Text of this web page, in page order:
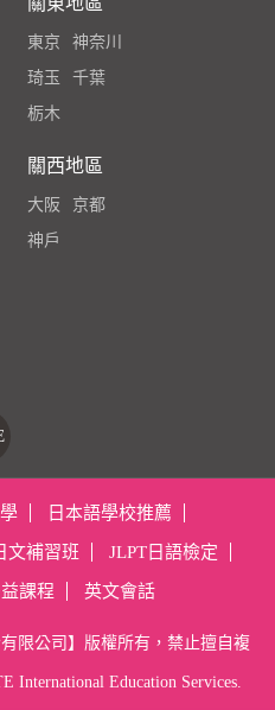
東京
神奈川
琦玉
千葉
栃木
關西地區
大阪
京都
神戶
日本語學校推薦
文補習班 JLPT日語檢定
課程 英文會話
限公司】版權所有，禁止擅自複
International Education Services.